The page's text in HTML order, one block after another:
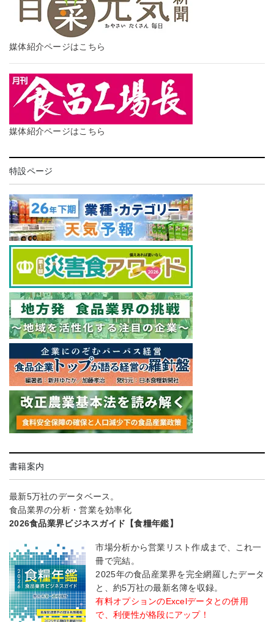
媒体紹介ページはこちら
媒体紹介ページはこちら
特設ページ
書籍案内
最新5万社のデータベース。
食品業界の分析・営業を効率化
2026食品業界ビジネスガイド【食糧年鑑】
市場分析から営業リスト作成まで、これ一
冊で完結。
2025年の食品産業界を完全網羅したデータ
と、約5万社の最新名簿を収録。
有料オプションのExcelデータとの併用
で、利便性が格段にアップ！